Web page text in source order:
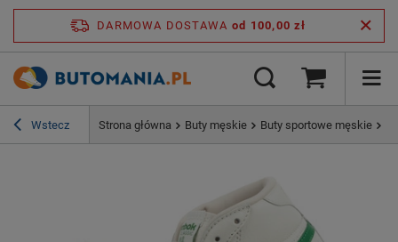
DARMOWA DOSTAWA od 100,00 zł
Wstecz Strona główna Buty męskie Buty sportowe męskie